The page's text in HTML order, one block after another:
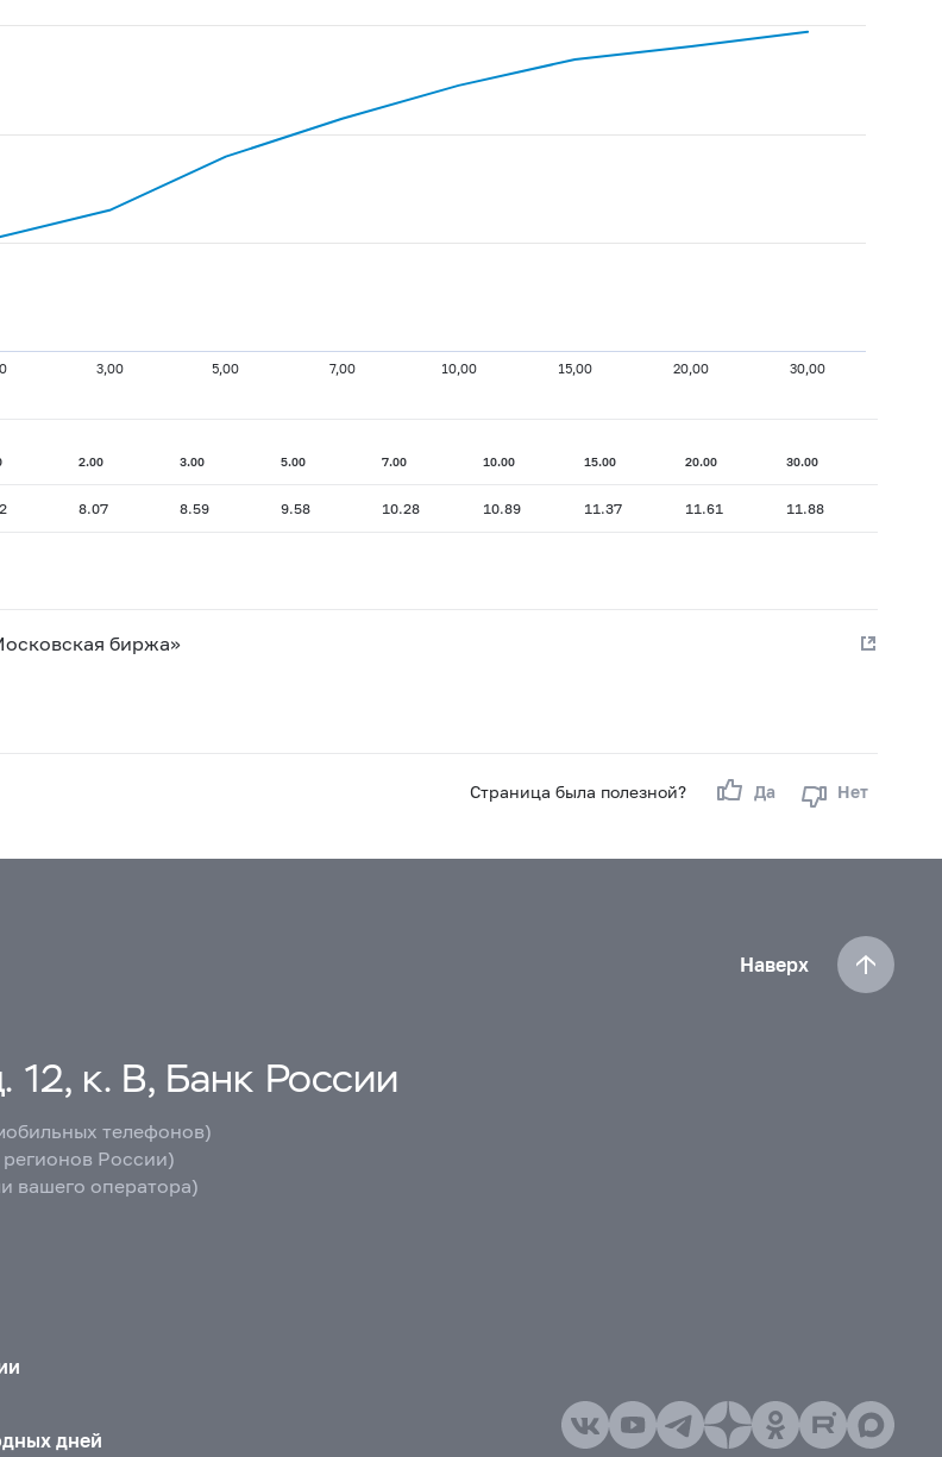
3,00 5,00 7,00 10,00 15,00 20,00 30,00
2.00 3.00 5.00 7.00 10.00 15.00 20.00 30.00
8.07 8.59 9.58 10.28 10.89 11.37 11.61 11.88
биржа»
Страница была полезной? Да Нет
Наверх
12, к. В, Банк России
телефонов)
регионов России)
вашего оператора)
дней